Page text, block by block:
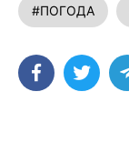
#ПОГОДА